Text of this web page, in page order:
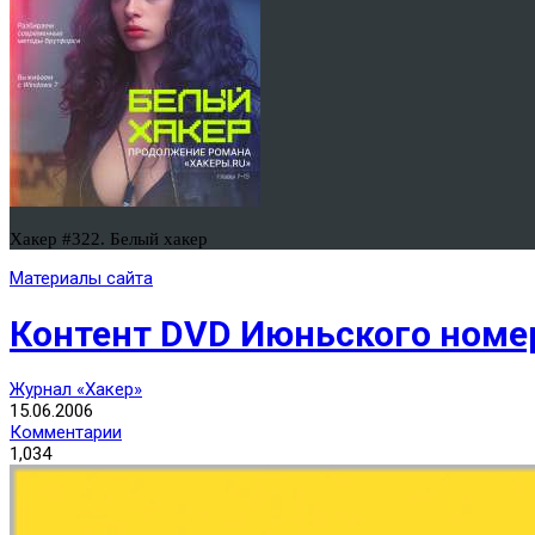
Хакер #322. Белый хакер
Материалы сайта
Контент DVD Июньского
Журнал «Хакер»
15.06.2006
Комментарии
1,034